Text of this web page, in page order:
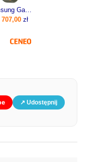
Samsung Galaxy Watch7 SM-L310 44mm Khaki
707,00zł
↗ Udostępnij